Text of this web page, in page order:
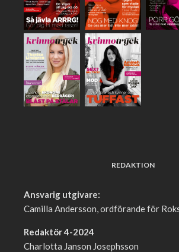
REDAKTION
Ansvarig utgivare:
Camilla Andersson, ordförande för
Redaktör 4-2024
Charlotta Janson Josephsson